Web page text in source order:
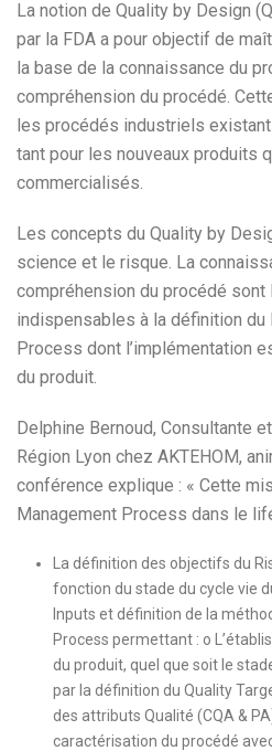
La notion de Quality by Design
par la FDA a pour objectif de
la base de la connaissance du
compréhension du procédé.
les procédés industriels
tant pour les nouveaux produits
commercialisés.
Les concepts du Quality by
science et le risque. La
compréhension du procédé sont
indispensables à la définition du
Process dont l’implémentation
du produit.
Delphine Bernoud, Consultante
Région Lyon chez AKTEHOM,
conférence explique : « Cette
Management Process dans le
La définition des objectifs du
fonction du stade du cycle vie
Inputs et définition de la
Process permettant : o
du produit, quel que soit le
par la définition du Quality
des attributs Qualité (CQA &
caractérisation du procédé